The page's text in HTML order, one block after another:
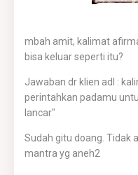
mbah amit, kalimat
bisa keluar seperti itu?
Jawaban dr klien adl :
perintahkan padamu
lancar"
Sudah gitu doang. Tidak
mantra yg aneh2